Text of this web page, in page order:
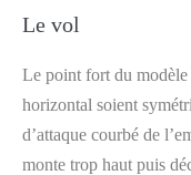
Le vol
Le point fort du modèle
horizontal soient
d’attaque courbé de
monte trop haut puis